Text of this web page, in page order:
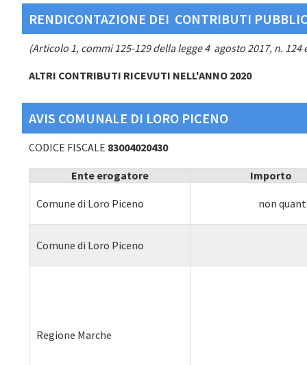
RENDICONTAZIONE DEI CONTRIBUTI
(Articolo 1, commi 125-129 della legge 4 agosto 2017, n. 124
ALTRI CONTRIBUTI RICEVUTI NELL'ANNO 2020
AVIS COMUNALE DI LORO PICENO
CODICE FISCALE 83004020430
Ente erogatore Importo
Comune di Loro Piceno non
Comune di Loro Piceno
Regione Marche